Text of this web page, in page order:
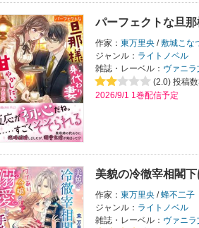
パーフェクトな旦
作家： 東万里央 /敷城こな
ジャンル： ライトノベル
雑誌・レーベル： ヴァニラ
(2.0) 投稿
2026/9/1 1巻配信予定
美貌の冷徹宰相閣
作家： 東万里央 /蜂不二子
ジャンル： ライトノベル
雑誌・レーベル： ヴァニラ